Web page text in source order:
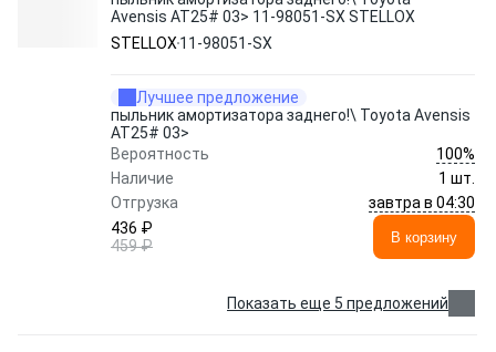
Avensis AT25# 03> 11-98051-SX STELLOX
STELLOX 11-98051-SX
Лучшее предложение
пыльник амортизатора заднего!\ Toyota Avensis
AT25# 03>
Вероятность
100%
Наличие
1 шт.
Отгрузка
завтра в 04:30
436 ₽
459 ₽
В корзину
Показать еще 5 предложений